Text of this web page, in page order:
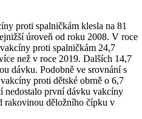
proti spalničkám klesla na 81
úroveň od roku 2008. V roce
proti spalničkám 24,7
než v roce 2019. Dalších 14,7
dávku. Podobně ve srovnání s
proti dětské obrně o 6,7
nedostalo první dávku vakcíny
rakovinou děložního čípku v